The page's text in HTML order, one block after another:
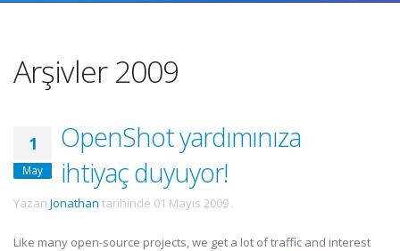
Arşivler 2009
1
May
OpenShot yardımınıza
ihtiyaç duyuyor!
Yazan Jonathan tarihinde 01 Mayıs 2009 .
Like many open-source projects, we get a lot of traffic and interest